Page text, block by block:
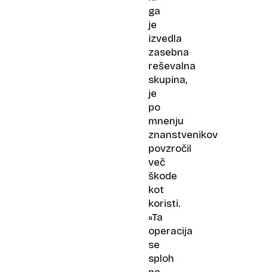
ga
je
izvedla
zasebna
reševalna
skupina,
je
po
mnenju
znanstvenikov
povzročil
več
škode
kot
koristi.
»Ta
operacija
se
sploh